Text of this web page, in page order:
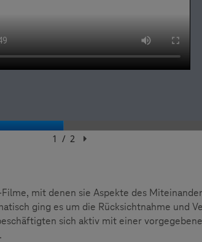
mit denen sie Aspekte des
ging es um die Rücksichtnahme und
sich aktiv mit einer